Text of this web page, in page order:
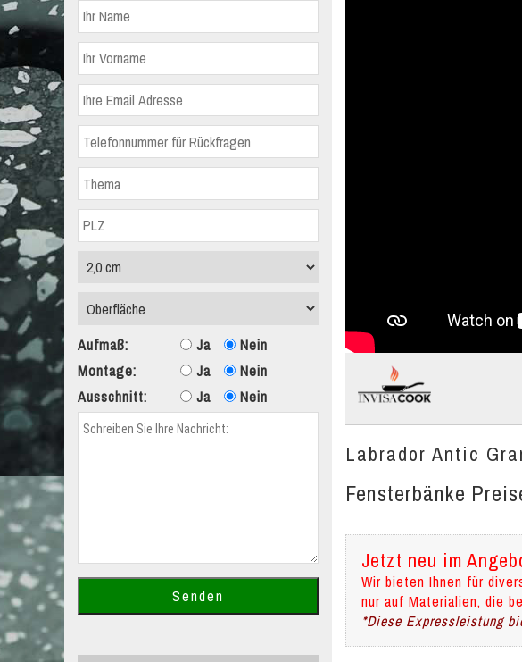
Labrador Antic
Fensterbänke
Jetzt neu im
Wir bieten Ihnen für
nur auf Materialien, die
*Diese Expressleistung
Aufmaß: Ja
Nein
Montage:
Ja
Nein
Ausschnitt:
Ja Nein